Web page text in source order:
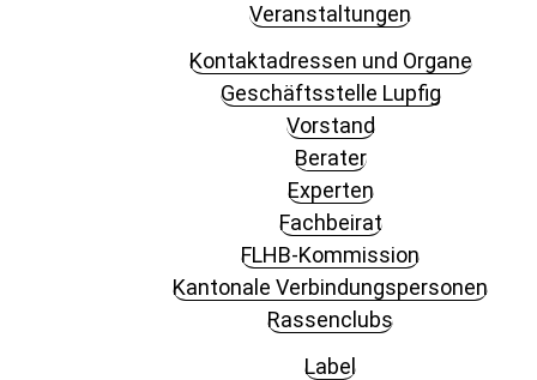
Veranstaltungen
Kontaktadressen und Organe
Geschäftsstelle Lupfig
Vorstand
Berater
Experten
Fachbeirat
FLHB-Kommission
Kantonale Verbindungspersonen
Rassenclubs
Label